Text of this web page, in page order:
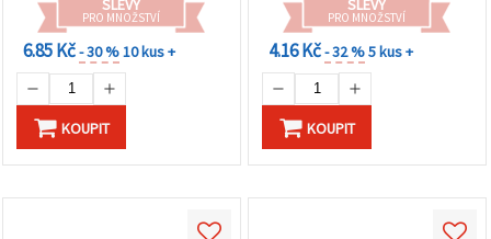
PRO MNOŽSTVÍ
6.85 Kč- 30 %10 kus +
KOUPIT
PRO MNOŽSTVÍ
4.16 Kč- 32 %5 kus +
KOUPIT